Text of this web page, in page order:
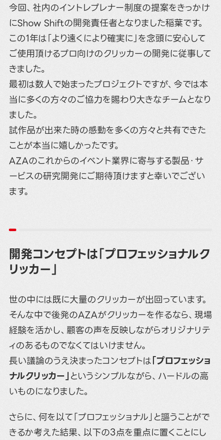
今回、社内のイントレプレナー制度の提案をきっかけ
にShow Shiftの開発責任者となりました稲葉です。
この1年は「より遠くにより確実に」を念頭に安心して
ご使用頂けるプロ向けのクリッカーの開発に従事して
きました。
最初は数人で始まったプロジェクトですが、今では本
当に多くの方々のご協力を賜わり大きなチームとなり
ました。
試作品が出来た時の感動を多くの方々と共有できた
ことが本当に嬉しかったです。
AZAのこれからのイベント業界に寄与する製品・サ
ービスの研究開発にご期待頂けますと幸いでござい
ます。
開発コンセプトは「プロフェッショナルク
リッカー」
世の中には既に大量のクリッカーが出回っています。
そんな中で後発のAZAがクリッカーを作るなら、現場
経験を活かし、顧客の声を反映しながらオリジナリテ
ィのあるものでなくてはいけません。
長い議論のうえ決まったコンセプトは「プロフェッショ
ナルクリッカー」というシンプルながら、ハードルの高
いものになりました。
さらに、何を以て「プロフェッショナル」と謳うことがで
きるか考えた結果、以下の3点を重点に置くことにし